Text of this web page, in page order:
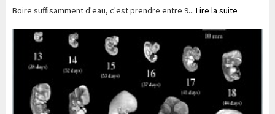
Boire suffisamment d'eau, c'est prendre entre 9... Lire la suite